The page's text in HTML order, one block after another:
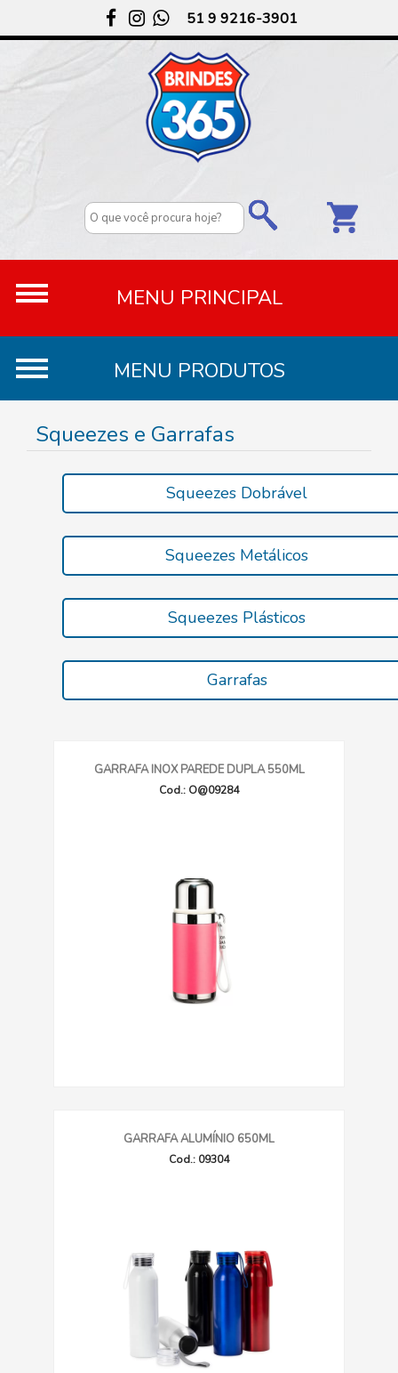
51 9 9216-3901
Squeezes e Garrafas
Squeezes Dobrável
Squeezes Metálicos
Squeezes Plásticos
Garrafas
GARRAFA INOX PAREDE DUPLA 550ML
Cod.: O@09284
GARRAFA ALUMÍNIO 650ML
Cod.: 09304